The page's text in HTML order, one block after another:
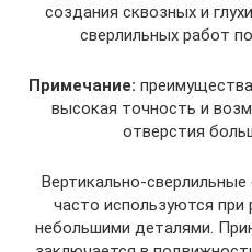
создания сквозных и
сверлильных работ
Примечание:
высокая точность и
отверстия
Вертикально-
часто используются при
небольшими деталями.